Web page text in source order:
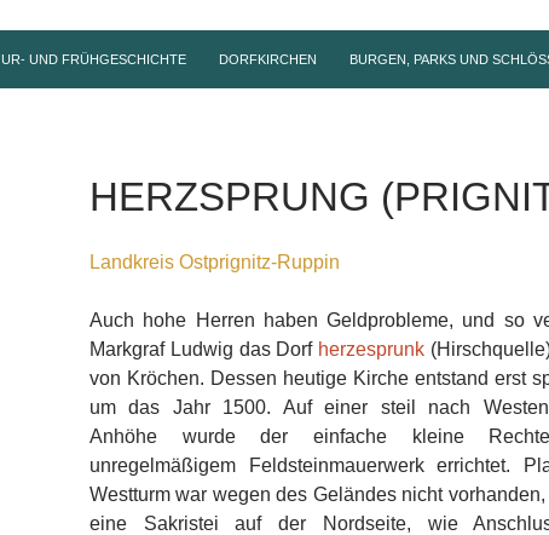
UR- UND FRÜHGESCHICHTE DORFKIRCHEN BURGEN, PARKS UND
HERZSPRUNG
Landkreis Ostprignitz-Ruppin
Auch hohe Herren haben Geldprobleme, und so
Markgraf Ludwig das Dorf herzesprunk
von Kröchen. Dessen heutige Kirche entstand erst
um das Jahr 1500. Auf einer steil nach Westen
Anhöhe wurde der einfache kleine
unregelmäßigem Feldsteinmauerwerk errichtet.
Westturm war wegen des Geländes nicht
eine Sakristei auf der Nordseite, wie